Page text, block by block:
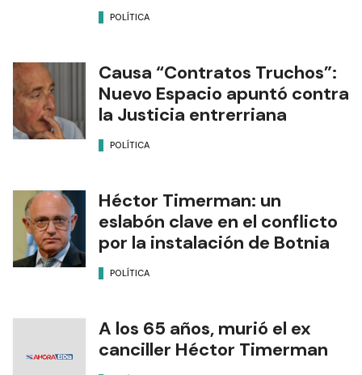
POLÍTICA
Causa “Contratos Truchos”:
Nuevo Espacio apuntó contra
la Justicia entrerriana
POLÍTICA
Héctor Timerman: un
eslabón clave en el conflicto
por la instalación de Botnia
POLÍTICA
A los 65 años, murió el ex
canciller Héctor Timerman